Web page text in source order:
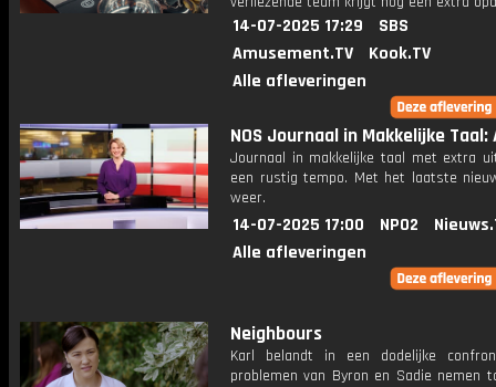
14-07-2025 17:29
SBS
Amusement.TV
Kook.TV
Alle afleveringen
NOS Journaal in Makkelijke Taal:
Journaal in makkelijke taal met extra
een rustig tempo. Met het laatste
weer.
14-07-2025 17:00 NPO2
Alle afleveringen
Neighbours
Karl belandt in een dodelijke
problemen van Byron en Sadie nemen